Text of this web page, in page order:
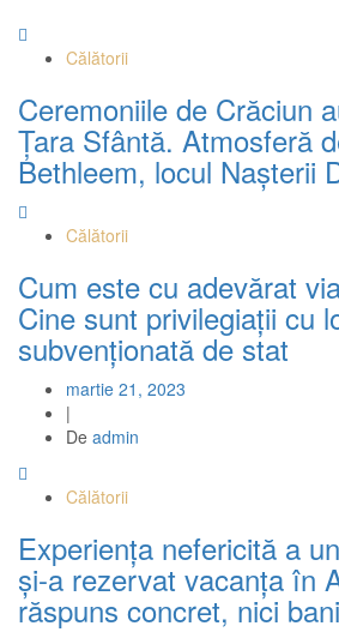
Călătorii
Ceremoniile de Crăciun
Țara Sfântă. Atmosferă
Bethleem, locul Nașterii
Călătorii
Cum este cu adevărat
Cine sunt privilegiații cu
subvenționată de stat
martie 21, 2023
|
De admin
Călătorii
Experiența nefericită a
și-a rezervat vacanța în
răspuns concret, nici